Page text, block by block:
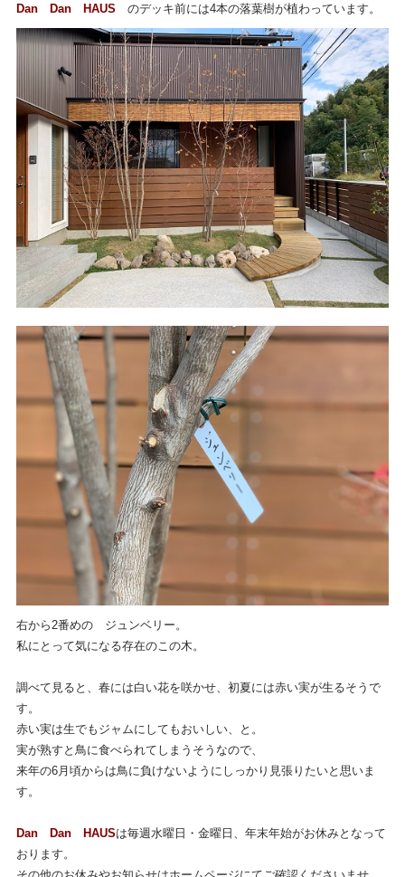
Dan Dan HAUS のデッキ前には4本の落葉樹が植わっています。
右から2番めの ジュンベリー。
私にとって気になる存在のこの木。
調べて見ると、春には白い花を咲かせ、初夏には赤い実が生るそうで
す。
赤い実は生でもジャムにしてもおいしい、と。
実が熟すと鳥に食べられてしまうそうなので、
来年の6月頃からは鳥に負けないようにしっかり見張りたいと思いま
す。
Dan Dan HAUSは毎週水曜日・金曜日、年末年始がお休みとなって
おります。